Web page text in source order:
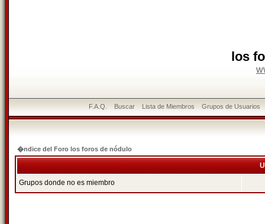
los
F.A.Q. Buscar Lista de Miembros Grupos de Usuarios
�ndice del Foro los foros de nódulo
Grupos donde no es miembro